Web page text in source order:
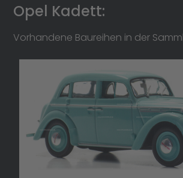
Opel Kadett:
Vorhandene Baureihen in der